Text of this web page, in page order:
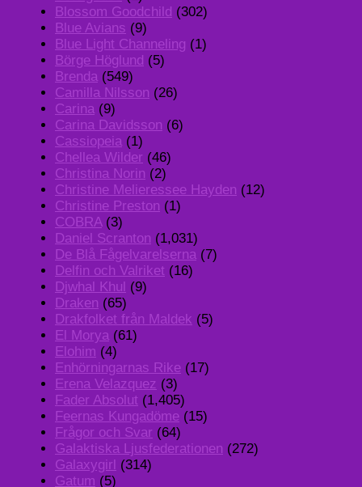
Blossom Goodchild (302)
Blue Avians (9)
Blue Light Channeling (1)
Börge Höglund (5)
Brenda (549)
Camilla Nilsson (26)
Carina (9)
Carina Davidsson (6)
Cassiopeia (1)
Chellea Wilder (46)
Christina Norin (2)
Christine Melieressee Hayden (12)
Christine Preston (1)
COBRA(3)
Daniel Scranton (1,031)
De Blå Fågelvarelserna (7)
Delfin och Valriket (16)
Djwhal Khul (9)
Draken (65)
Drakfolket från Maldek (5)
El Morya (61)
Elohim (4)
Enhörningarnas Rike (17)
Erena Velazquez (3)
Fader Absolut (1,405)
Feernas Kungadöme (15)
Frågor och Svar (64)
Galaktiska Ljusfederationen (272)
Galaxygirl (314)
Gatum (5)